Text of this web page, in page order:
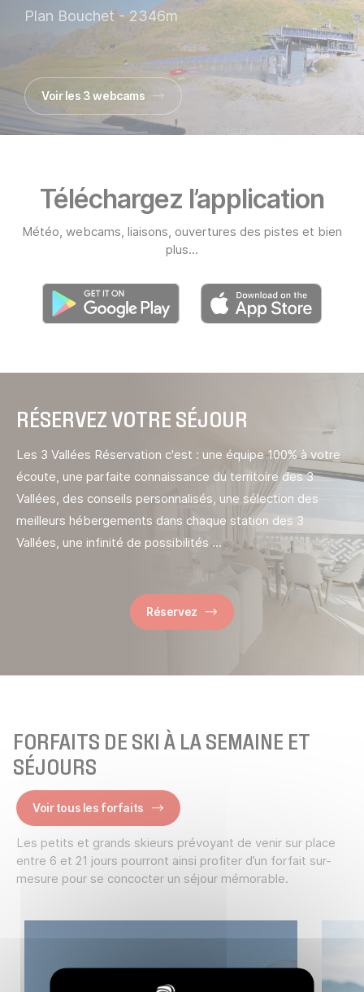
Plan Bouchet - 2346m
Voir les 3 webcams
Téléchargez l’application
Météo, webcams, liaisons, ouvertures des pistes et bien
plus...
Découvrez notre application
RÉSERVEZ VOTRE SÉJOUR
Les 3 Vallées Réservation c'est : une équipe 100% à votre
écoute, une parfaite connaissance du territoire des 3
Vallées, des conseils personnalisés, une sélection des
meilleurs hébergements dans chaque station des 3
Vallées, une infinité de possibilités ...
Réservez
FORFAITS DE SKI À LA SEMAINE ET
SÉJOURS
Voir tous les forfaits
Les petits et grands skieurs prévoyant de venir sur place
entre 6 et 21 jours pourront ainsi profiter d’un forfait sur-
mesure pour se concocter un séjour mémorable.